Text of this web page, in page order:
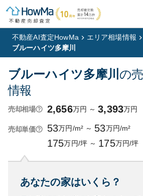
不動産AI査定HowMa エリア相場情報
ブルーハイツ多摩川
ブルーハイツ多摩川 の
情報
売却相場 2,656万円 ～ 3,393万円
売却単価 53万円/m² ～ 53万円/m²
175万円/坪 ～ 175万円/坪
あなたの家はいくら？